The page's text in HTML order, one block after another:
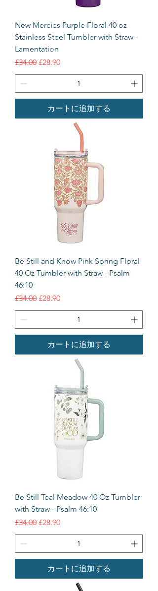
New Mercies Purple Floral 40 oz
Stainless Steel Tumbler with Straw -
Lamentation
通常価格
£34.00 セール価格
£28.90
カートに追加する
Be Still and Know Pink Spring Floral
40 Oz Tumbler with Straw - Psalm
46:10
通常価格
£34.00 セール価格
£28.90
カートに追加する
Be Still Teal Meadow 40 Oz Tumbler
with Straw - Psalm 46:10
通常価格
£34.00 セール価格
£28.90
カートに追加する